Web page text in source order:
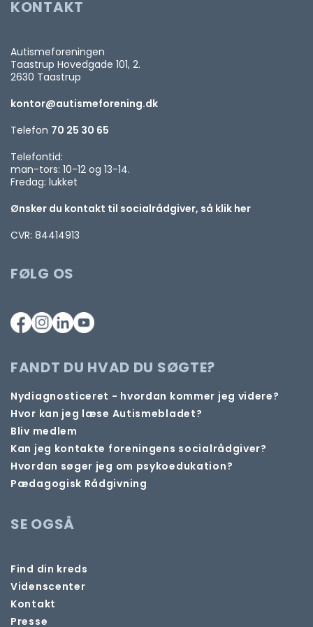
KONTAKT
Autismeforeningen
Taastrup Hovedgade 101, 2.
2630 Taastrup
kontor@autismeforening.dk
Telefon 70 25 30 65
Telefontid:
man-tors: 10-12 og 13-14.
Fredag: lukket
Ønsker du kontakt til socialrådgiver, så klik her
CVR: 84414913
FØLG OS
FANDT DU HVAD DU SØGTE?
Nydiagnosticeret - hvordan kommer jeg videre?
Hvor kan jeg læse Autismebladet?
Bliv medlem
Kan jeg kontakte foreningens socialrådgiver?
Hvordan søger jeg om psykoedukation?
Pædagogisk Rådgivning
SE OGSÅ
Find din kreds
Videnscenter
Kontakt
Presse